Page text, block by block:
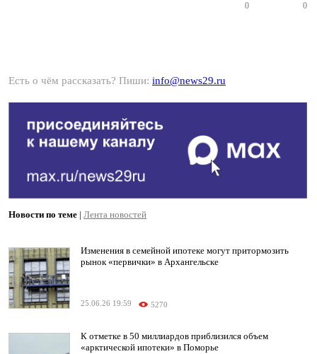
0 0
Есть о чём рассказать? Пиши: info@news29.ru
Новости по теме | Лента новостей
Изменения в семейной ипотеке могут притормозить
рынок «первички» в Архангельске
25.06.26 19:59 5270
К отметке в 50 миллиардов приблизился объем
«арктической ипотеки» в Поморье